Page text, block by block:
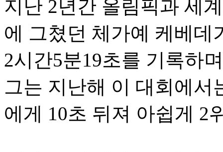
지난 2년간 올림픽과 세
에 그쳤던 체가예 케베데
2시간5분19초를 기록하
그는 지난해 이 대회에서
에게 10초 뒤져 아쉽게 2